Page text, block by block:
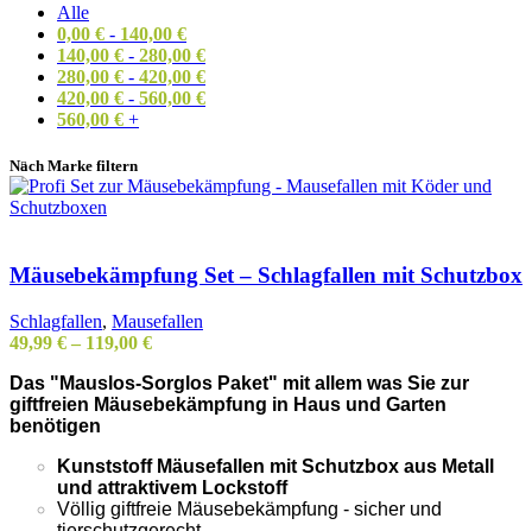
Alle
0,00 € - 140,00 €
140,00 € - 280,00 €
280,00 € - 420,00 €
420,00 € - 560,00 €
560,00 € +
Nach Marke filtern
Mäusebekämpfung Set – Schlagfallen mit Schutzbox
Schlagfallen, Mausefallen
49,99 € – 119,00 €
Das "Mauslos-Sorglos Paket" mit allem was Sie zur
giftfreien Mäusebekämpfung in Haus und Garten
benötigen
Kunststoff Mäusefallen mit Schutzbox aus Metall
und attraktivem Lockstoff
Völlig giftfreie Mäusebekämpfung - sicher und